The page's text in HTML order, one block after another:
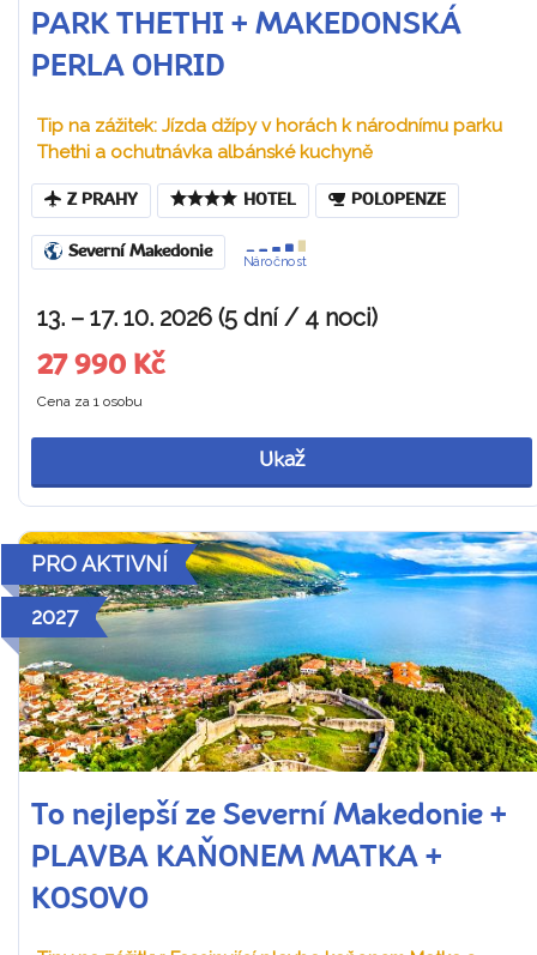
PARK THETHI + MAKEDONSKÁ
PERLA OHRID
Tip na zážitek: Jízda džípy v horách k národnímu parku
Thethi a ochutnávka albánské kuchyně
Z PRAHY HOTEL POLOPENZE
Severní Makedonie
Náročnost
13. – 17. 10. 2026 (5 dní / 4 noci)
27 990 Kč
Cena za 1 osobu
Ukaž
PRO AKTIVNÍ
2027
To nejlepší ze Severní Makedonie +
PLAVBA KAŇONEM MATKA +
KOSOVO